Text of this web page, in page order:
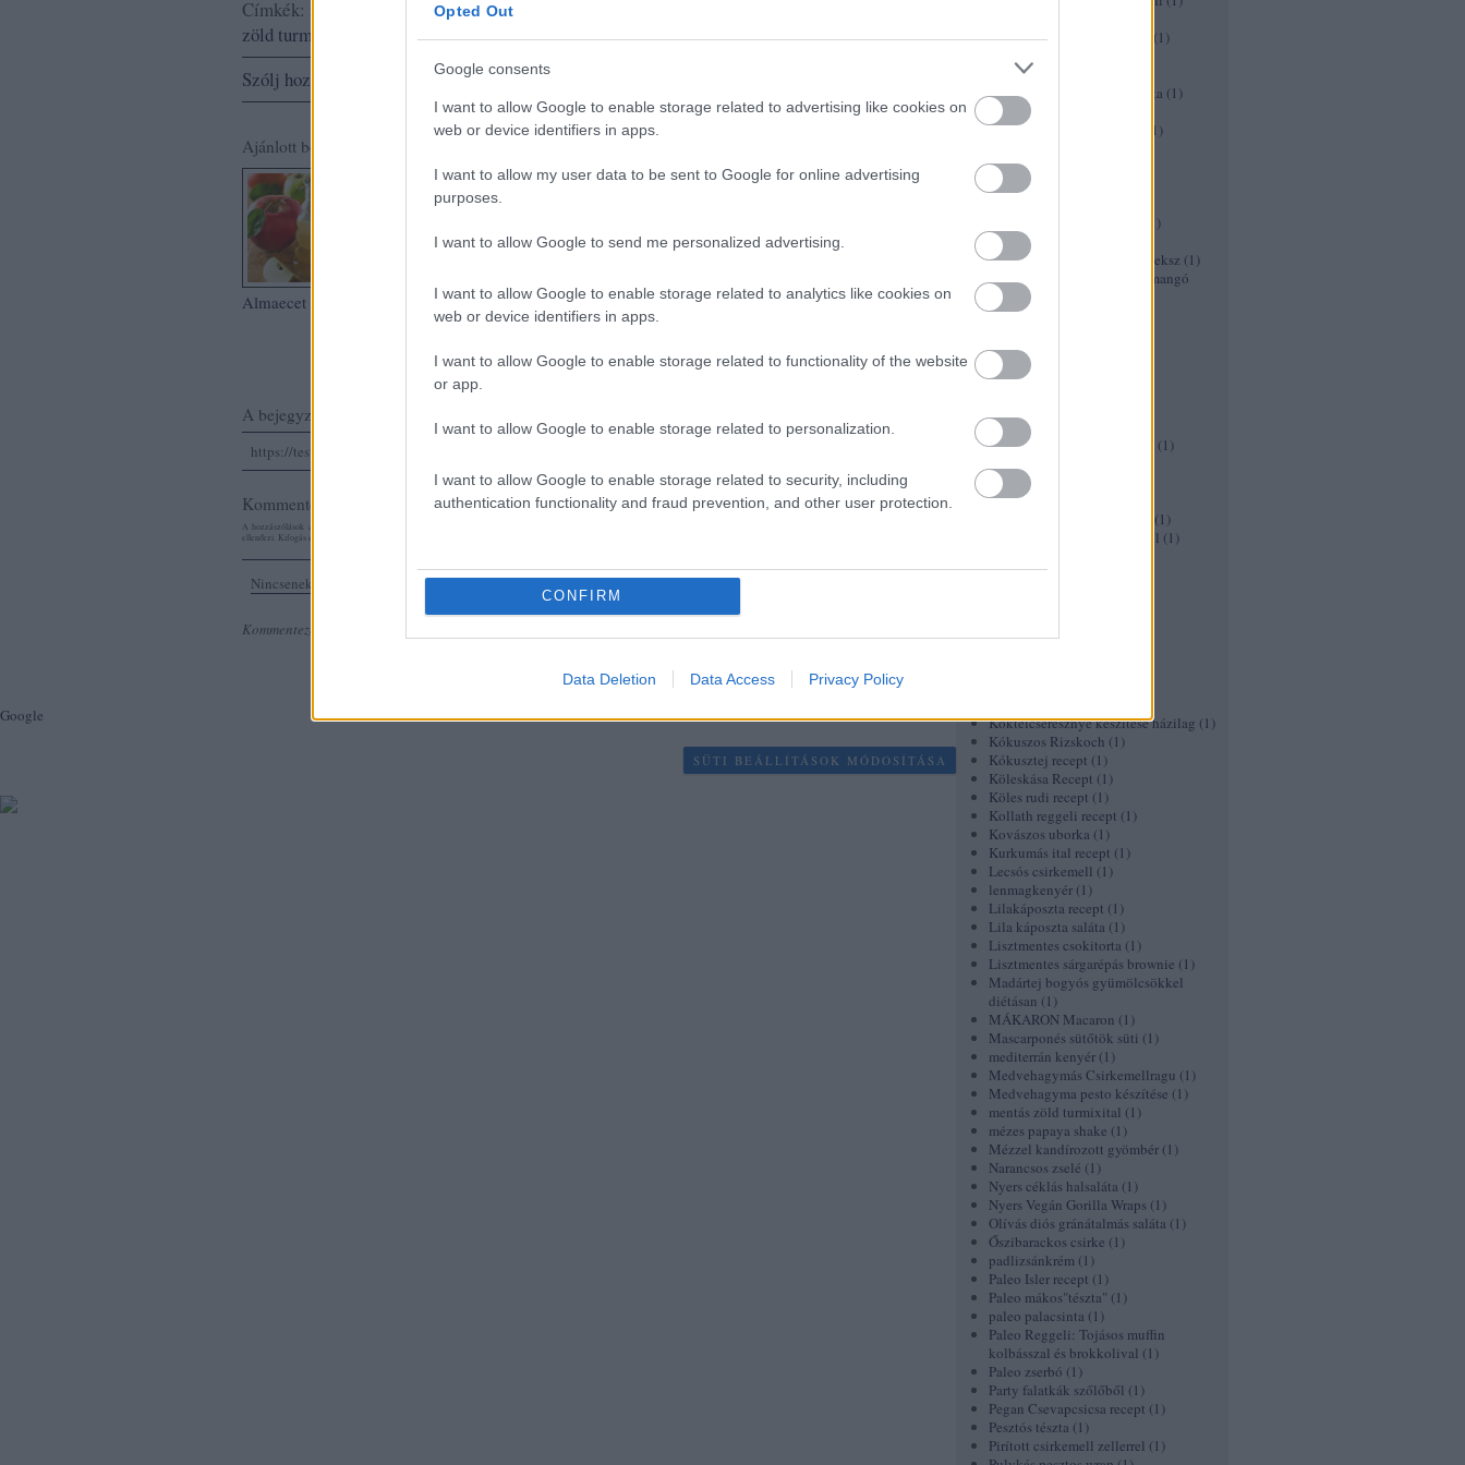
Opted Out
Google consents
I want to allow Google to enable storage related to advertising like cookies on
web or device identifiers in apps.
I want to allow my user data to be sent to Google for online advertising
purposes.
I want to allow Google to send me personalized advertising.
I want to allow Google to enable storage related to analytics like cookies on
web or device identifiers in apps.
I want to allow Google to enable storage related to functionality of the website
or app.
I want to allow Google to enable storage related to personalization.
I want to allow Google to enable storage related to security, including
authentication functionality and fraud prevention, and other user protection.
CONFIRM
Data Deletion Data Access Privacy Policy
Egészséges koktél receptek (1 )
eper turmix
Epres diós gorgonzolás saláta (1 )
epres joghurt
Epres üdítő gyömbérsörrel
1 )
feketeszeder lekvár
Fekete limonádé
)
Gersli recept
Gluténmentes Chia magos keksz (1 )
Gluténmentes és tejmentes mangó
turmix
Görögdinnyés limonádé
grapfruit banánnal
Gyors diétás pizza
Gyümölcsleves diétás
Gyümölcssaláta ananászban (1 )
halloween receptek
Ír kávé
(1 )
Joghurtban pácolt csirkemell (1 )
kagylóleves
Koktélcseresznye készítése házilag (1 )
Kókuszos Rizskoch (1 )
Kókusztej recept (1 )
Köleskása Recept (1 )
Köles rudi recept (1 )
Kollath reggeli recept (1 )
Kovászos uborka (1 )
Kurkumás ital recept (1 )
Lecsós csirkemell (1 )
lenmagkenyér (1 )
Lilakáposzta recept (1 )
Lila káposzta saláta (1 )
Lisztmentes csokitorta (1 )
Lisztmentes sárgarépás brownie (1 )
Madártej bogyós gyümölcsökkel
diétásan (1 )
MÁKARON Macaron (1 )
Mascarponés sütőtök süti (1 )
mediterrán kenyér (1 )
Medvehagymás Csirkemellragu (1 )
Medvehagyma pesto készítése (1 )
mentás zöld turmixital (1 )
mézes papaya shake (1 )
Mézzel kandírozott gyömbér (1 )
Narancsos zselé (1 )
Nyers céklás halsaláta (1 )
Nyers Vegán Gorilla Wraps (1 )
Olívás diós gránátalmás saláta (1 )
Őszibarackos csirke (1 )
padlizsánkrém (1 )
Paleo Isler recept (1 )
Paleo mákos"tészta" (1 )
paleo palacsinta (1 )
Paleo Reggeli: Tojásos muffin
kolbásszal és brokkolival (1 )
Paleo zserbó (1 )
Party falatkák szőlőből (1 )
Pegan Csevapcsicsa recept (1 )
Pesztós tészta (1 )
Pirított csirkemell zellerrel (1 )
Címkék: méregtelenítésspirulina
zöld turmix
mentás zöldturmixturmixitalegészséges turmixegészséges italok
Szólj hozzá!
Ajánlott bejegyzések:
Almaecet diéta
🍍 Ananász –
finom, zsírégető
gyümölcs
Kate Middleton -
Dukan diétája
Hozd formába
fogyókúra idejére
A bejegyzés trackback címe:
https://testunkegeszsegunk.blog.hu/api/trackback/id/5681326
Kommentek:
A hozzászólások a
ellenőrzi. Kifogás esetén forduljon a blog szerkesztőjéhez. Részletek a
Nincsenek hozzászólások.
Kommentezéshez
Google
SÜTI BEÁLLÍTÁSOK MÓDOSÍTÁSA